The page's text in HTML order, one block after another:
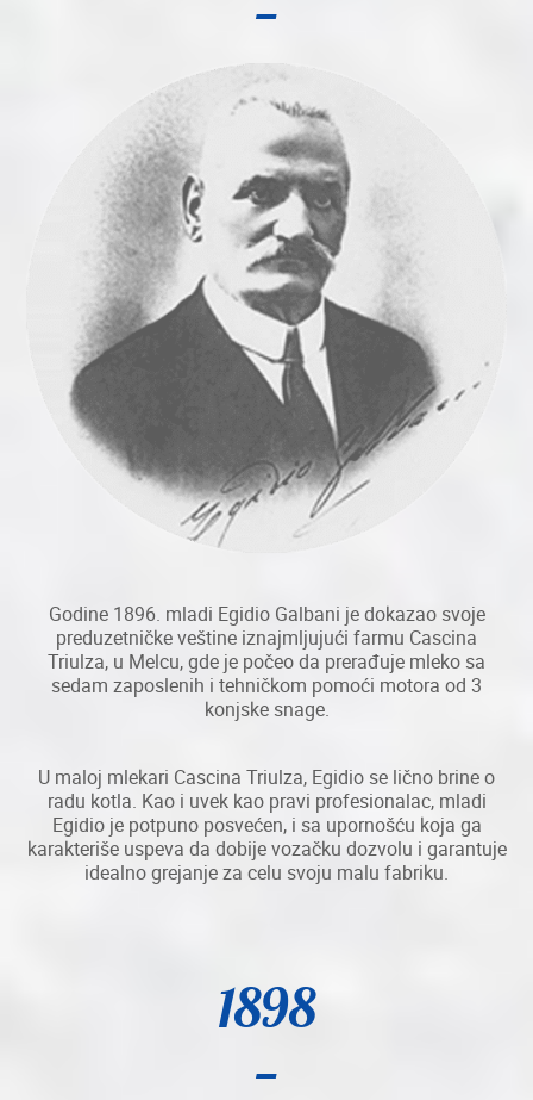
Godine 1896. mladi Egidio Galbani je dokazao svoje
preduzetničke veštine iznajmljujući farmu Cascina
Triulza, u Melcu, gde je počeo da prerađuje mleko sa
sedam zaposlenih i tehničkom pomoći motora od 3
konjske snage.
U maloj mlekari Cascina Triulza, Egidio se lično brine o
radu kotla. Kao i uvek kao pravi profesionalac, mladi
Egidio je potpuno posvećen, i sa upornošću koja ga
karakteriše uspeva da dobije vozačku dozvolu i garantuje
idealno grejanje za celu svoju malu fabriku.
1898